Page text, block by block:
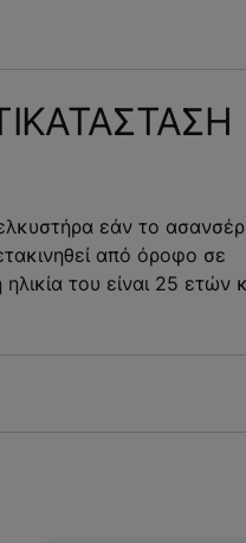
εάν το ασανσέρ
από όροφο σε
του είναι 25 ετών